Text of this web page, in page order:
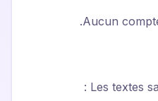
Aucun
Les textes